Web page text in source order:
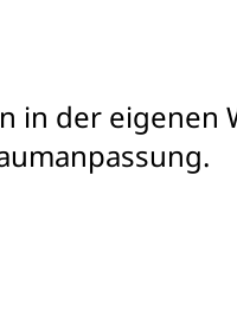
in der